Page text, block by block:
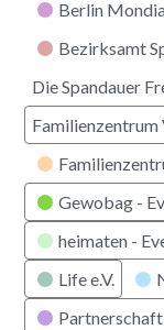
Berlin
Bezirksamt
Die Spandauer
Gewobag -
heimaten -
Life e.V.